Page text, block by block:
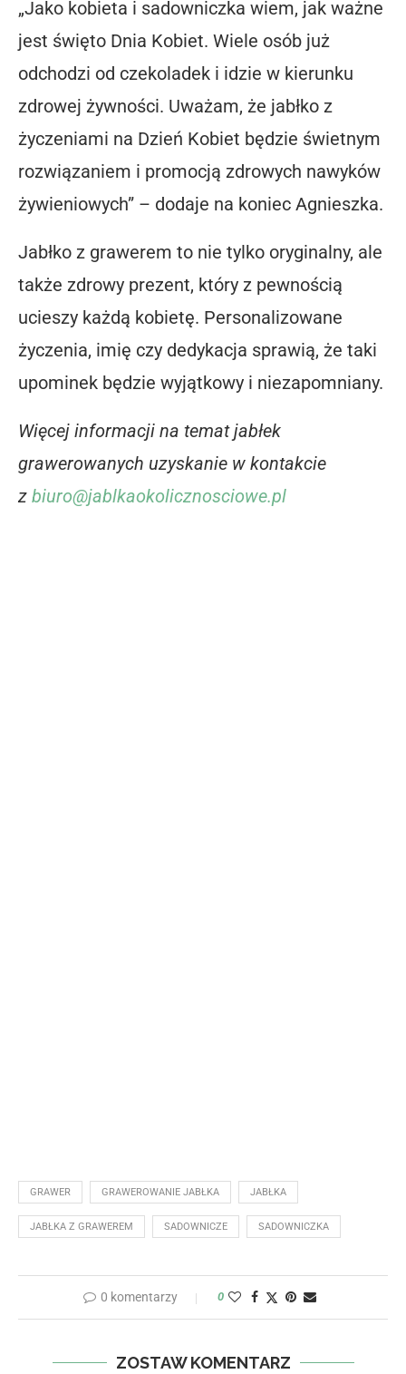
„Jako kobieta i sadowniczka wiem, jak ważne
jest święto Dnia Kobiet. Wiele osób już
odchodzi od czekoladek i idzie w kierunku
zdrowej żywności. Uważam, że jabłko z
życzeniami na Dzień Kobiet będzie świetnym
rozwiązaniem i promocją zdrowych nawyków
żywieniowych” – dodaje na koniec Agnieszka.
Jabłko z grawerem to nie tylko oryginalny, ale
także zdrowy prezent, który z pewnością
ucieszy każdą kobietę. Personalizowane
życzenia, imię czy dedykacja sprawią, że taki
upominek będzie wyjątkowy i niezapomniany.
Więcej informacji na temat jabłek
grawerowanych uzyskanie w kontakcie
z biuro@jablkaokolicznosciowe.pl
GRAWER GRAWEROWANIE JABŁKA JABŁKA
JABŁKA Z GRAWEREM SADOWNICZE SADOWNICZKA
0 komentarzy 0
ZOSTAW KOMENTARZ